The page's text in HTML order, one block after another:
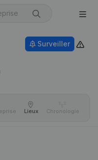
Surveiller
Lieux Chronologie